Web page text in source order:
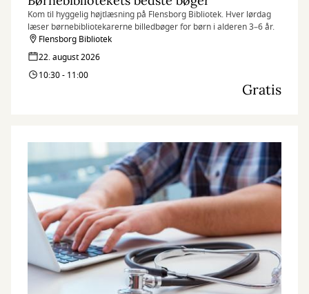
Kom til hyggelig højtlæsning på Flensborg Bibliotek. Hver lørdag
læser børnebibliotekarerne billedbøger for børn i alderen 3–6 år.
Flensborg Bibliotek
22. august 2026
10:30 - 11:00
Gratis